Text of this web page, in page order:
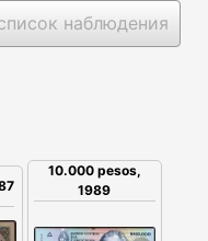
наблюдения
10.000 pesos,
1989